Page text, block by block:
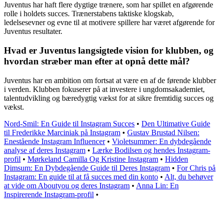
Juventus har haft flere dygtige trænere, som har spillet en afgørende
rolle i holdets succes. Trænerstabens taktiske klogskab,
ledelsesevner og evne til at motivere spillere har været afgørende for
Juventus resultater.
Hvad er Juventus langsigtede vision for klubben, og
hvordan stræber man efter at opnå dette mål?
Juventus har en ambition om fortsat at være en af de førende klubber
i verden. Klubben fokuserer på at investere i ungdomsakademiet,
talentudvikling og bæredygtig vækst for at sikre fremtidig succes og
vækst.
Nord-Smil: En Guide til Instagram Succes • Den Ultimative Guide
til Frederikke Marciniak på Instagram • Gustav Brustad Nilsen:
Enestående Instagram Influencer• Violetsummer: En dybdegående
analyse af deres Instagram • Lærke Bodilsen og hendes Instagram-
profil • Mørkeland Camilla Og Kristine Instagram • Hidden
Dimsum: En Dybdegående Guide til Deres Instagram • For Chris på
Instagram: En guide til at få succes med din konto • Alt, du behøver
at vide om Aboutyou og deres Instagram • Anna Lin: En
Inspirerende Instagram-profil •